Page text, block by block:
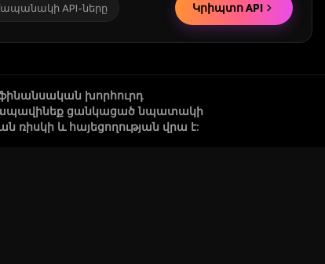
API-ները Կրիպտո API
խորհուրդ
է ապավինեք ցանկացած նպատակի
և հայեցողության վրա է: